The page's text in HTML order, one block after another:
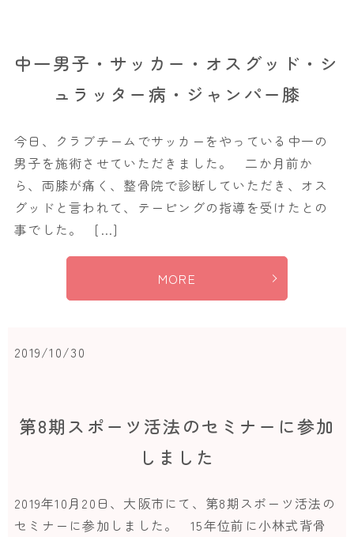
中一男子・サッカー・オスグッド・シ
ュラッター病・ジャンパー膝
今日、クラブチームでサッカーをやっている中一の
男子を施術させていただきました。 二か月前か
ら、両膝が痛く、整骨院で診断していただき、オス
グッドと言われて、テーピングの指導を受けたとの
事でした。 […]
MORE
2019/10/30
第8期スポーツ活法のセミナーに参加
しました
2019年10月20日、大阪市にて、第8期スポーツ活法の
セミナーに参加しました。 15年位前に小林式背骨